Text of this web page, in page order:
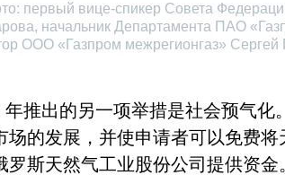
первый вице-спикер Совета
начальник Департамента ПАО
ООО «Газпром межрегионгаз» Сергей
推出的另一项举措是社会预气化
场的发展，并使申请者可以免费
罗斯天然气工业股份公司提供资